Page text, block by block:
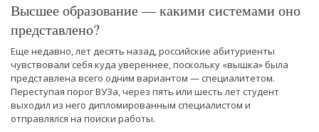
Высшее образование — какими системами оно
представлено?
Еще недавно, лет десять назад, российские абитуриенты
чувствовали себя куда увереннее, поскольку «вышка» была
представлена всего одним вариантом — специалитетом.
Переступая порог ВУЗа, через пять или шесть лет студент
выходил из него дипломированным специалистом и
отправлялся на поиски работы.